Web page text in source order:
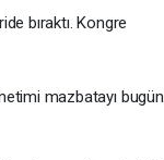
bıraktı. Kongre
mazbatayı bugün